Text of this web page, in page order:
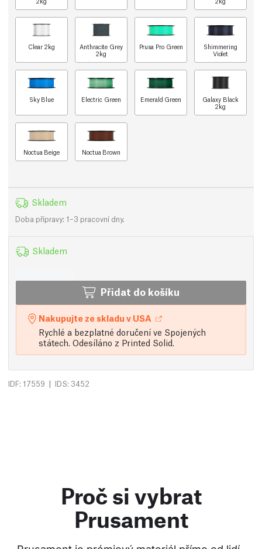
Clear 2kg
Anthracite Grey
2kg
Prusa Pro Green
Shimmering
Violet
Sky Blue Electric Green Emerald Green
Galaxy Black
2kg
Noctua Beige Noctua Brown
Skladem
Doba přípravy: 1–3 pracovní dny.
Skladem
Přidat do košíku
Nakupujte ze skladu v USA
Rychlé a bezplatné doručení ve Spojených
státech. Odesíláno z Printed Solid.
IDF: 17559 | IDS: 3452
Proč si vybrat
Prusament